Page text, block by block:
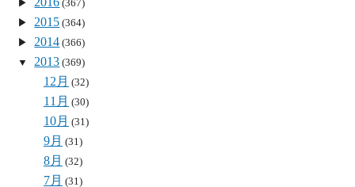
(367)
2015 (364)
2014 (366)
2013 (369)
12月 (32)
11月 (30)
10月 (31)
9月 (31)
8月 (32)
7月 (31)